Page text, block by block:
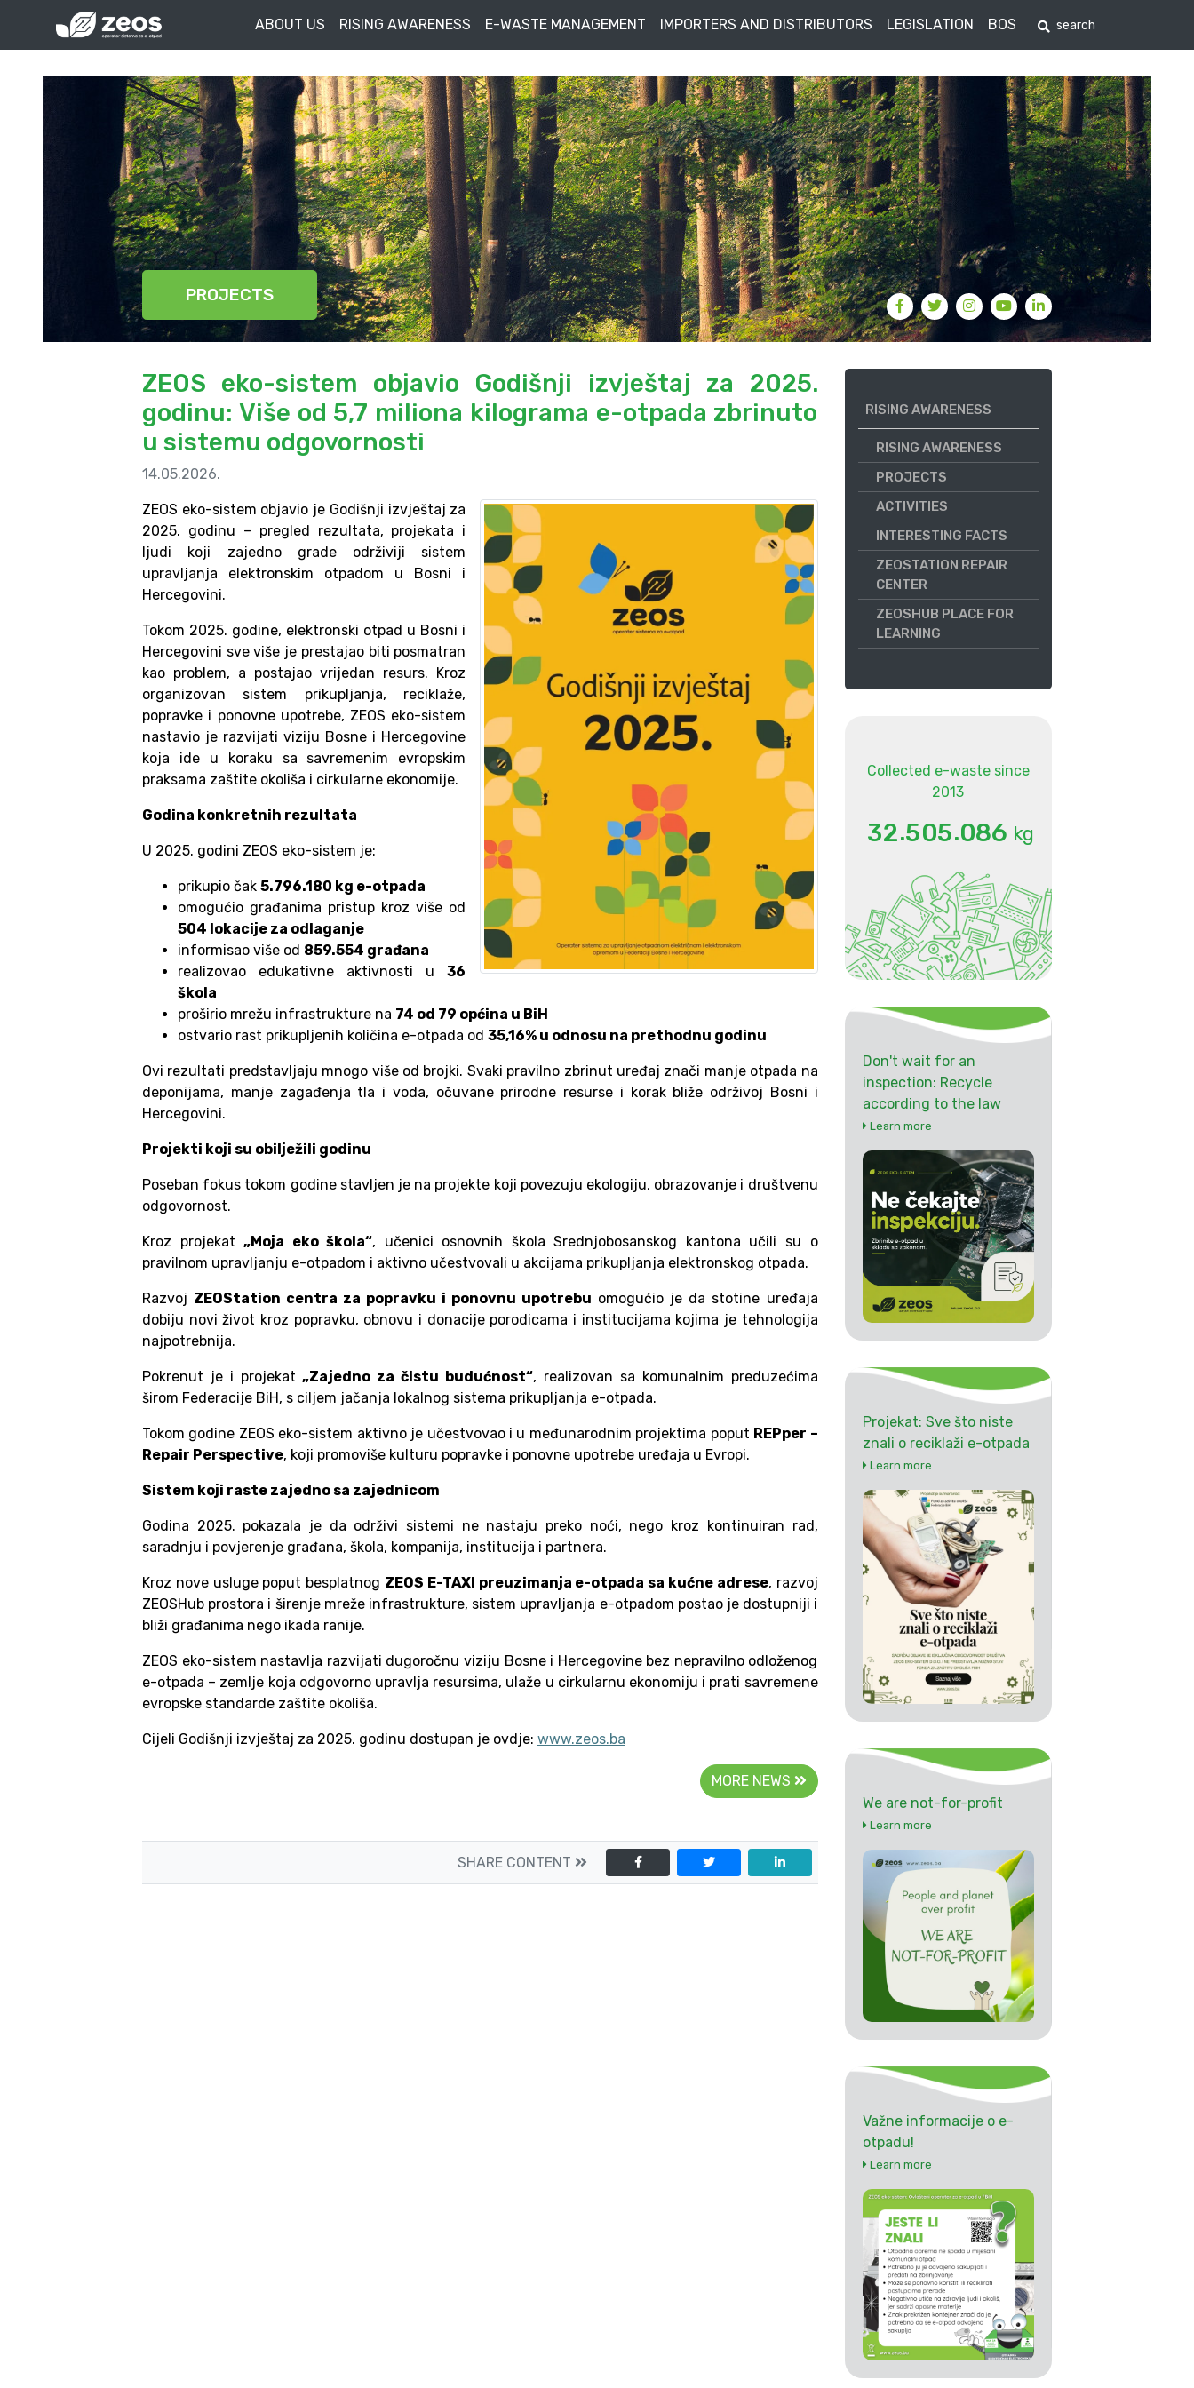
ABOUT US RISING AWARENESS E-WASTE MANAGEMENT IMPORTERS AND DISTRIBUTORS LEGISLATION BOS
PROJECTS
ZEOS eko-sistem objavio Godišnji izvještaj za 2025.
godinu: Više od 5,7 miliona kilograma e-otpada zbrinuto
u sistemu odgovornosti
14.05.2026.
ZEOS eko-sistem objavio je Godišnji izvještaj za
2025. godinu – pregled rezultata, projekata i
ljudi koji zajedno grade održiviji sistem
upravljanja elektronskim otpadom u Bosni i
Hercegovini.
Tokom 2025. godine, elektronski otpad u Bosni i
Hercegovini sve više je prestajao biti posmatran
kao problem, a postajao vrijedan resurs. Kroz
organizovan sistem prikupljanja, reciklaže,
popravke i ponovne upotrebe, ZEOS eko-sistem
nastavio je razvijati viziju Bosne i Hercegovine
koja ide u koraku sa savremenim evropskim
praksama zaštite okoliša i cirkularne ekonomije.
Godina konkretnih rezultata
U 2025. godini ZEOS eko-sistem je:
prikupio čak 5.796.180 kg e-otpada
omogućio građanima pristup kroz više od
504 lokacije za odlaganje
informisao više od 859.554 građana
realizovao edukativne aktivnosti u36
škola
proširio mrežu infrastrukture na 74 od 79 općina u BiH
ostvario rast prikupljenih količina e-otpada od 35,16% u odnosu na prethodnu godinu
Ovi rezultati predstavljaju mnogo više od brojki. Svaki pravilno zbrinut uređaj znači manje otpada na
deponijama, manje zagađenja tla i voda, očuvane prirodne resurse i korak bliže održivoj Bosni i
Hercegovini.
Projekti koji su obilježili godinu
Poseban fokus tokom godine stavljen je na projekte koji povezuju ekologiju, obrazovanje i društvenu
odgovornost.
Kroz projekat„Moja eko škola“, učenici osnovnih škola Srednjobosanskog kantona učili su o
pravilnom upravljanju e-otpadom i aktivno učestvovali u akcijama prikupljanja elektronskog otpada.
Razvoj ZEOStation centra za popravku i ponovnu upotrebu omogućio je da stotine uređaja
dobiju novi život kroz popravku, obnovu i donacije porodicama i institucijama kojima je tehnologija
najpotrebnija.
Pokrenut je i projekat„Zajedno za čistu budućnost“, realizovan sa komunalnim preduzećima
širom Federacije BiH, s ciljem jačanja lokalnog sistema prikupljanja e-otpada.
Tokom godine ZEOS eko-sistem aktivno je učestvovao i u međunarodnim projektima poput REPper –
Repair Perspective, koji promoviše kulturu popravke i ponovne upotrebe uređaja u Evropi.
Sistem koji raste zajedno sa zajednicom
Godina 2025. pokazala je da održivi sistemi ne nastaju preko noći, nego kroz kontinuiran rad,
saradnju i povjerenje građana, škola, kompanija, institucija i partnera.
Kroz nove usluge poput besplatnog ZEOS E-TAXI preuzimanja e-otpada sa kućne adrese, razvoj
ZEOSHub prostora i širenje mreže infrastrukture, sistem upravljanja e-otpadom postao je dostupniji i
bliži građanima nego ikada ranije.
ZEOS eko-sistem nastavlja razvijati dugoročnu viziju Bosne i Hercegovine bez nepravilno odloženog
e-otpada – zemlje koja odgovorno upravlja resursima, ulaže u cirkularnu ekonomiju i prati savremene
evropske standarde zaštite okoliša.
Cijeli Godišnji izvještaj za 2025. godinu dostupan je ovdje: www.zeos.ba
MORE NEWS
SHARE CONTENT
RISING AWARENESS
RISING AWARENESS
PROJECTS
ACTIVITIES
INTERESTING FACTS
ZEOSTATION REPAIR
CENTER
ZEOSHUB PLACE FOR
LEARNING
Collected e-waste since
2013
32.505.086 kg
Don't wait for an
inspection: Recycle
according to the law
Learn more
Projekat: Sve što niste
znali o reciklaži e-otpada
Learn more
We are not-for-profit
Learn more
Važne informacije o e-
otpadu!
Learn more